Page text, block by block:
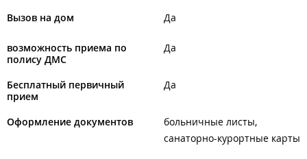
Вызов на дом Да
возможность приема по
полису ДМС
Да
Бесплатный первичный
прием
Да
Оформление документов
больничные листы
санаторно-курортные карты